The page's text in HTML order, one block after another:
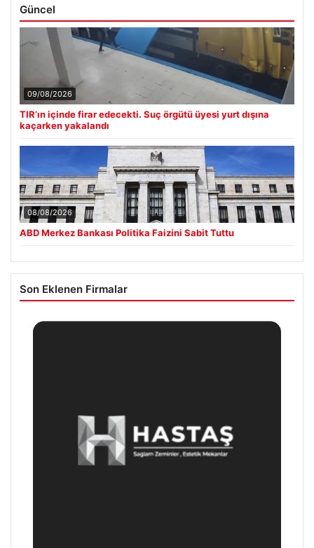
Güncel
09/08/2026
TIR’ın içinde firar edecekti. Suç örgütü üyesi yurt dışına
kaçarken yakalandı
08/08/2026
ABD Merkez Bankası Politika Faizini Sabit Tuttu
Son Eklenen Firmalar